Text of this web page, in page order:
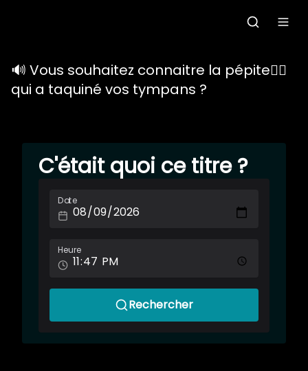
C'était quoi ce morceau?
Podcasts
🔊 Vous souhaitez connaitre la pépite❤️‍🔥
qui a taquiné vos tympans ?
C'était quoi ce titre ?
Date
Heure
Rechercher